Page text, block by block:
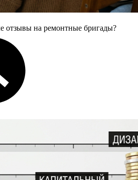
отзывы на ремонтные бригады?